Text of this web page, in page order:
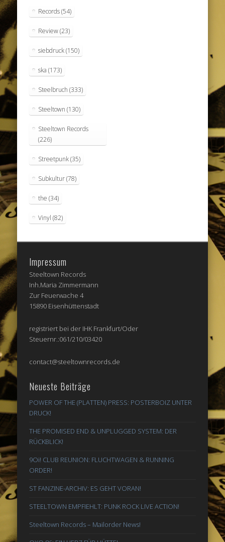
Records(54)
Review(23)
siebdruck(150)
ska (173)
Steelbruch (333)
Steeltown (130)
Steeltown Records
(226)
Streetpunk(35)
Subkultur(78)
the (34)
Vinyl (82)
Impressum
Steeltown Records
Inh.Maria Zimmermann
Zur Feuerwache 4
15890 Eisenhüttenstadt
registriert bei der IHK Frankfurt/Oder
Steuernr.:061/210/03420
contact@steeltownrecords.de
Neueste Beiträge
POWER OF THE (PLATTEN) PRESS: POSTERBOIZ UNTER
DRUCK!
THE PROMISED END & UNPLUGGED SYSTEM: DER
RÜCKBLICK!
9Oi! CLUB REUNION: FLUCHTWAGEN & RUNNING
ORDER!
ST FANZINE-ARCHIV: ES GEHT VORAN!
STEELTOWN EMPFIEHLT: PUNK ROCK LIVE ACTION!
Steeltown Records – Mailorder News!